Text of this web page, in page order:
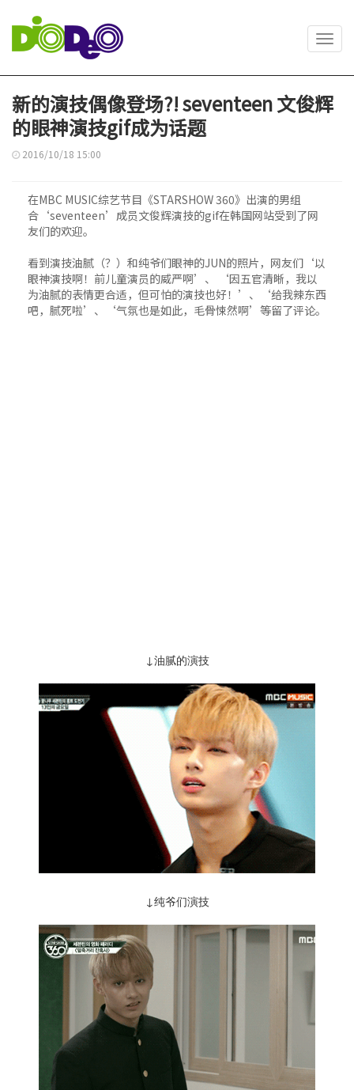
新的演技偶像登场?! seventeen 文俊辉
的眼神演技gif成为话题
2016/10/18 15:00
在MBC MUSIC综艺节目《STARSHOW 360》出演的男组
合‘seventeen’成员文俊辉演技的gif在韩国网站受到了网
友们的欢迎。
看到演技油腻（？）和纯爷们眼神的JUN的照片，网友们‘以
眼神演技啊！前儿童演员的威严啊’、 ‘因五官清晰，我以
为油腻的表情更合适，但可怕的演技也好！’、‘给我辣东西
吧，腻死啦’、‘气氛也是如此，毛骨悚然啊’等留了评论。
↓油腻的演技
↓纯爷们演技